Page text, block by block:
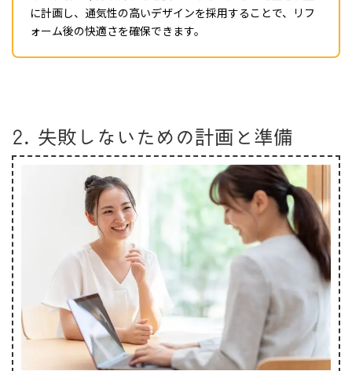
に計画し、通気性の高いデザインを採用することで、リフ
ォーム後の快適さを確保できます。
2. 失敗しないための計画と準備